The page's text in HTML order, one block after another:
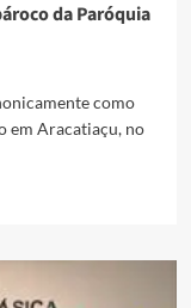
da Paróquia
como
em Aracatiaçu, no